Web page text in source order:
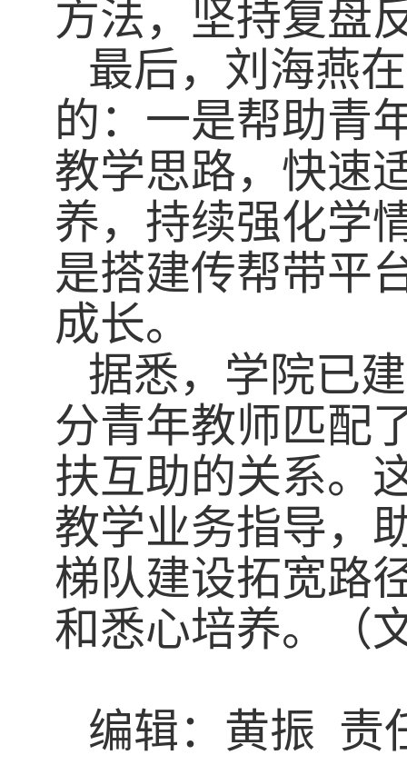
方法，坚持复盘
最后，刘海燕
的：一是帮助青
教学思路，快速
养，持续强化学
是搭建传帮带平
成长。
据悉，学院已
分青年教师匹配
扶互助的关系。
教学业务指导，
梯队建设拓宽路
和悉心培养。（
编辑：黄振 责